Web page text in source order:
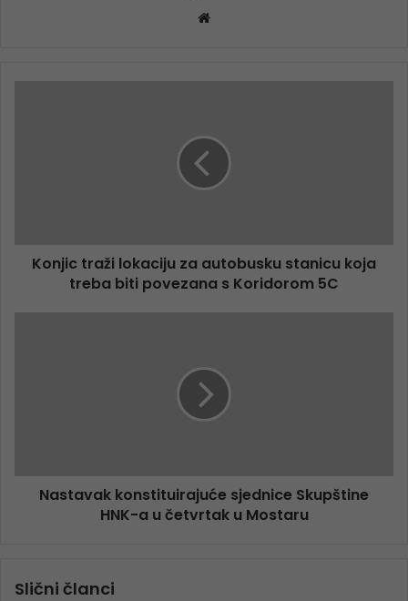
Konjic traži lokaciju za autobusku stanicu koja
treba biti povezana s Koridorom 5C
Nastavak konstituirajuće sjednice Skupštine
HNK-a u četvrtak u Mostaru
Slični članci